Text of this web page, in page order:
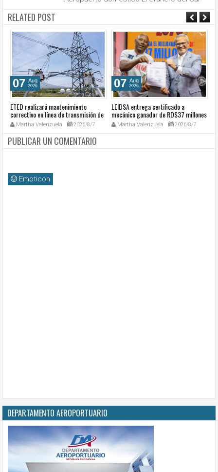
RELATED POST
07 Aug
2026
ETED realizará mantenimiento
correctivo en línea de transmisión de
la región Sur
Martha Valenzuela 2026/8/7
07 Aug
2026
LEIDSA entrega certificado a
mecánico ganador de RD$37 millones
con el Loto
Martha Valenzuela 2026/8/7
PUBLICAR UN COMENTARIO
Emoticon
DEPARTAMENTO AEROPORTUARIO